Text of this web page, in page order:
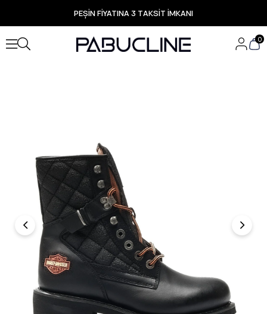
PEŞİN FİYATINA 3 TAKSİT İMKANI
TÜM ÜRÜNLERDE ÜCRETSİZ KARGO
Yeni Sezon Ürünlerde Özel Fırsatlar
Seçili Ürünlerde Hızlı Teslimat
0